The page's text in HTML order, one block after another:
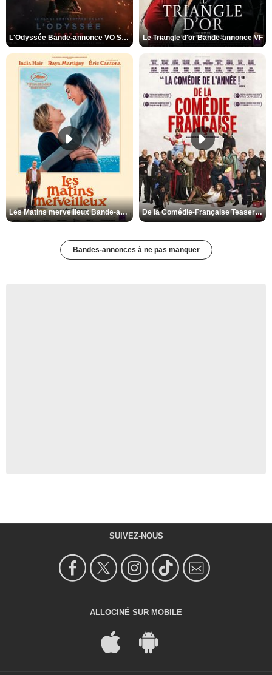
L'Odyssée Bande-annonce VO STFR Le Triangle d'or Bande-annonce VF
Les Matins merveilleux Bande-annonce VF De la Comédie-Française Teaser VF
Bandes-annonces à ne pas manquer
SUIVEZ-NOUS
ALLOCINÉ SUR MOBILE